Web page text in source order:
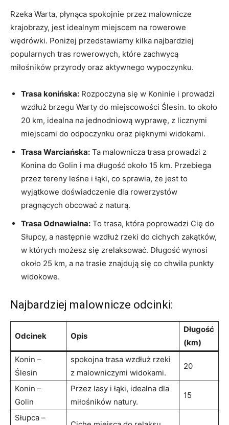
Rzeka Warta, płynąca spokojnie przez malownicze
krajobrazy, jest idealnym miejscem na rowerowe
wędrówki. Poniżej przedstawiamy kilka najbardziej
popularnych tras rowerowych, które zachwycą
miłośników przyrody oraz aktywnego wypoczynku.
Trasa konińska: Rozpoczyna się w Koninie i prowadzi
wzdłuż brzegu Warty do miejscowości Ślesin. to około
20 km, idealna na jednodniową wyprawę, z licznymi
miejscami do odpoczynku oraz pięknymi widokami.
Trasa Warciańska: Ta malownicza trasa prowadzi z
Konina do Golin i ma długość około 15 km. Przebiega
przez tereny leśne i łąki, co sprawia, że jest to
wyjątkowe doświadczenie dla rowerzystów
pragnących obcować z naturą.
Trasa Odnawialna: To trasa, która poprowadzi Cię do
Słupcy, a następnie wzdłuż rzeki do cichych zakątków,
w których możesz się zrelaksować. Długość wynosi
około 25 km, a na trasie znajdują się co chwila punkty
widokowe.
Najbardziej malownicze odcinki:
Odcinek Opis
Długość
(km)
Konin –
Ślesin
spokojna trasa wzdłuż rzeki
z malowniczymi widokami.
20
Konin –
Golin
Przez lasy i łąki, idealna dla
miłośników natury.
15
Słupca –